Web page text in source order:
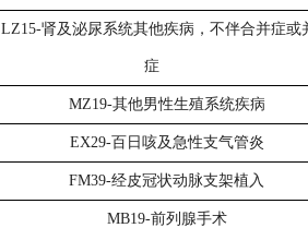
LZ15-肾及泌尿系统其他疾病，不伴合并症或
症
MZ19-其他男性生殖系统疾病
EX29-百日咳及急性支气管炎
FM39-经皮冠状动脉支架植入
MB19-前列腺手术